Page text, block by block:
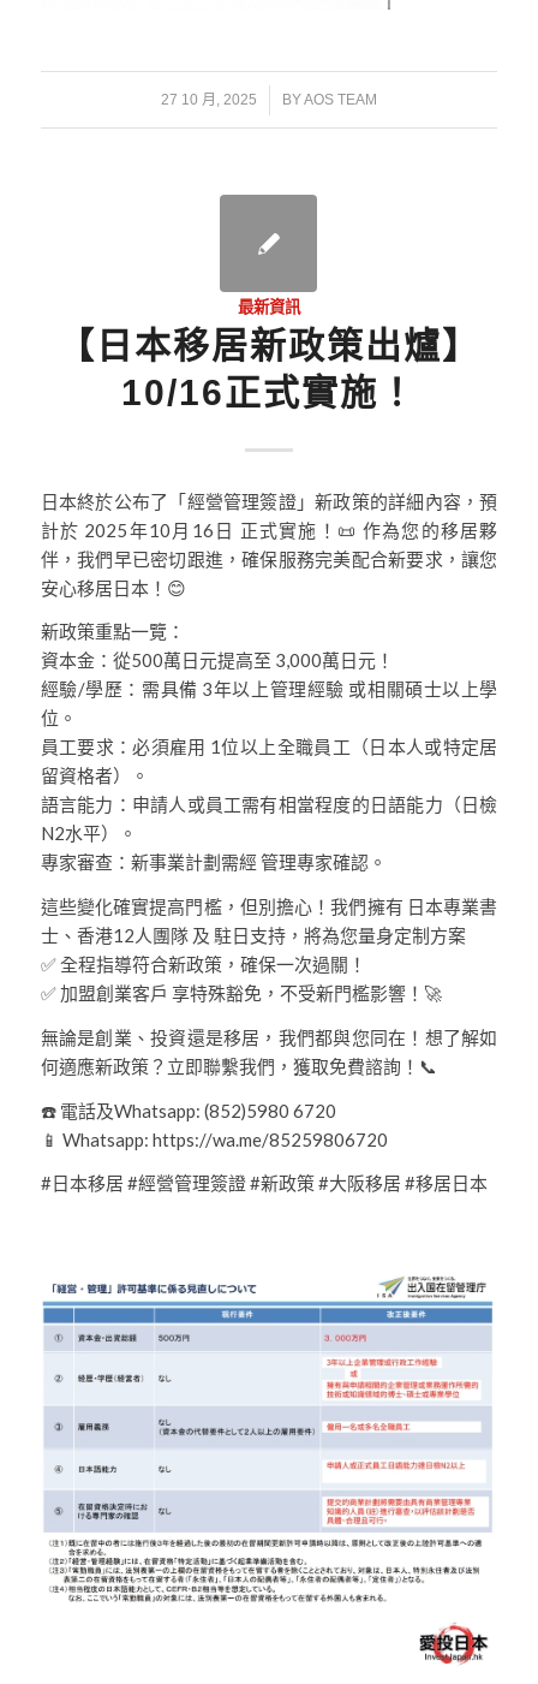
27 10 月, 2025
/ BYAOS TEAM
最新資訊
【日本移居新政策出爐】
10/16正式實施！
日本終於公布了「經營管理簽證」新政策的詳細內容，預
計於 2025年10月16日 正式實施！📜 作為您的移居夥
伴，我們早已密切跟進，確保服務完美配合新要求，讓您
安心移居日本！😊
新政策重點一覽：
資本金：從500萬日元提高至 3,000萬日元！
經驗/學歷：需具備 3年以上管理經驗 或相關碩士以上學
位。
員工要求：必須雇用 1位以上全職員工（日本人或特定居
留資格者）。
語言能力：申請人或員工需有相當程度的日語能力（日檢
N2水平）。
專家審查：新事業計劃需經 管理專家確認。
這些變化確實提高門檻，但別擔心！我們擁有 日本專業書
士、香港12人團隊 及 駐日支持，將為您量身定制方案
✅ 全程指導符合新政策，確保一次過關！
✅ 加盟創業客戶 享特殊豁免，不受新門檻影響！🚀
無論是創業、投資還是移居，我們都與您同在！想了解如
何適應新政策？立即聯繫我們，獲取免費諮詢！📞
☎️ 電話及Whatsapp: (852)5980 6720
📱 Whatsapp: https://wa.me/85259806720
#日本移居 #經營管理簽證 #新政策 #大阪移居 #移居日本